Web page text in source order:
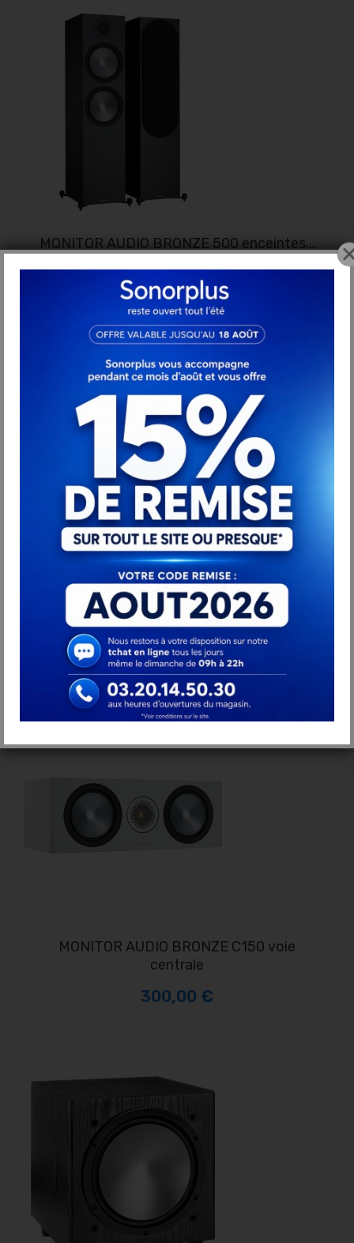
MONITOR AUDIO BRONZE 500 enceintes...
1 270,00 €
Monitor Audio Bronze AMS (la paire)...
495,00 €
MONITOR AUDIO BRONZE C150 voie
centrale
300,00 €